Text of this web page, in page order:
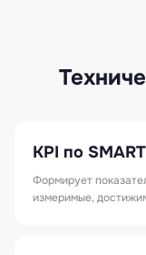
KPI по SMART
Формирует
измеримые,